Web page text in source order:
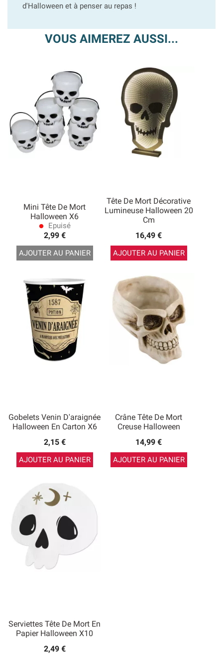
d'Halloween et à penser au repas !
VOUS AIMEREZ AUSSI...
Mini Tête De Mort
Halloween X6
lens Epuisé
2,99 €
AJOUTER AU PANIER
Tête De Mort Décorative
Lumineuse Halloween 20
Cm
16,49 €
AJOUTER AU PANIER
Gobelets Venin D'araignée
Halloween En Carton X6
2,15 €
AJOUTER AU PANIER
Crâne Tête De Mort
Creuse Halloween
14,99 €
AJOUTER AU PANIER
Serviettes Tête De Mort En
Papier Halloween X10
2,49 €